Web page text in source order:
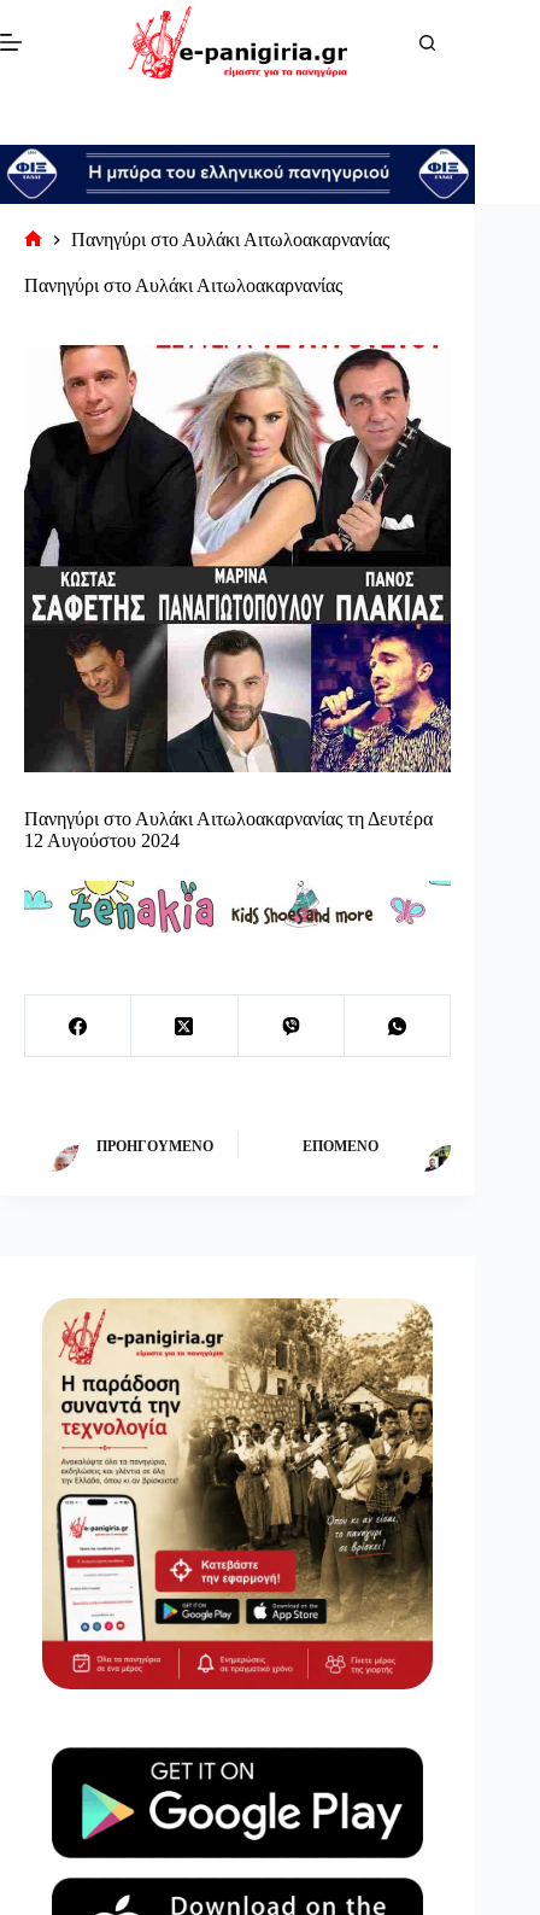
στο
περιεχόμενο
σελίδα
Πανηγύρι στο Αυλάκι Αιτωλοακαρνανίας
Πανηγύρι στο Αυλάκι Αιτωλοακαρνανίας
Πανηγύρι στο Αυλάκι Αιτωλοακαρνανίας τη Δευτέρα
12 Αυγούστου 2024
ΠΡΟΗΓΟΎΜΕΝΟ ΕΠΌΜΕΝΟ